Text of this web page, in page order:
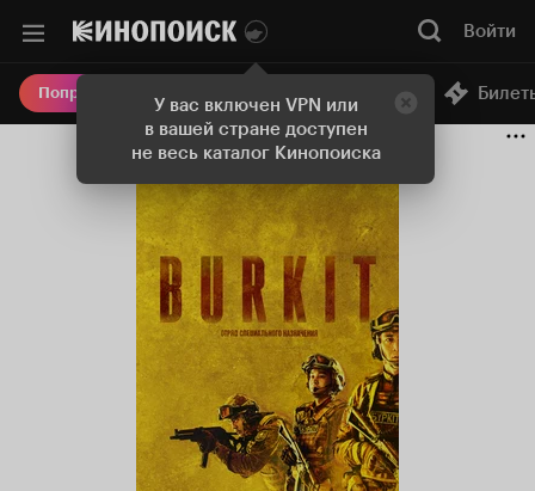
У вас включен VPN или
в вашей стране доступен
не весь каталог Кинопоиска
Войти
Попробовать Плюс Онлайн-кинотеатр